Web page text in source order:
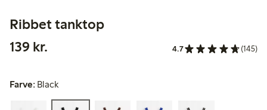
Ribbet tanktop
139 kr.
4.7 (145)
Farve: Black